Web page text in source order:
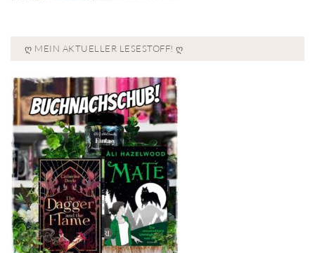
Ღ MEIN AKTUELLER LESESTOFF! Ღ